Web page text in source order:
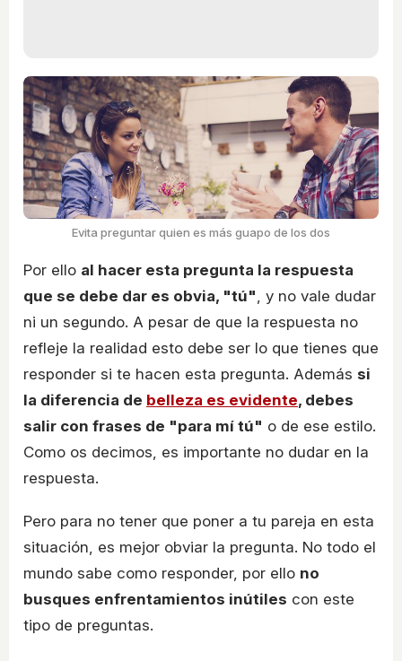
Evita preguntar quien es más guapo de los dos
Por ello al hacer esta pregunta la respuesta
que se debe dar es obvia, "tú" , y no vale dudar
ni un segundo. A pesar de que la respuesta no
refleje la realidad esto debe ser lo que tienes que
responder si te hacen esta pregunta. Además si
la diferencia de belleza es evidente, debes
salir con frases de "para mí tú" o de ese estilo.
Como os decimos, es importante no dudar en la
respuesta.
Pero para no tener que poner a tu pareja en esta
situación, es mejor obviar la pregunta. No todo el
mundo sabe como responder, por ello no
busques enfrentamientos inútiles con este
tipo de preguntas.